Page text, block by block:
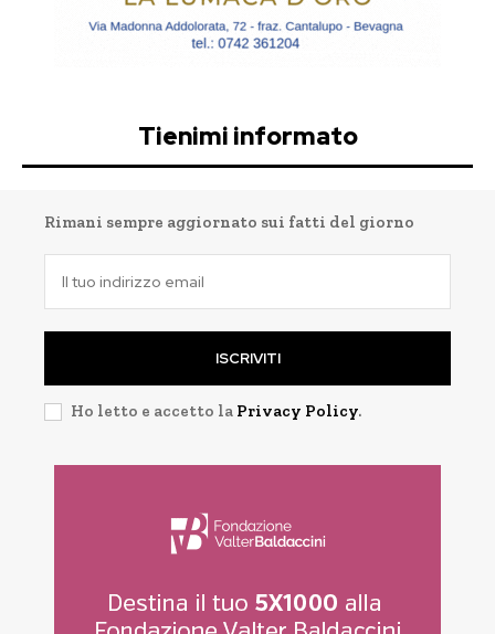
Tienimi informato
Rimani sempre aggiornato sui fatti del giorno
ISCRIVITI
Ho letto e accetto la Privacy Policy.